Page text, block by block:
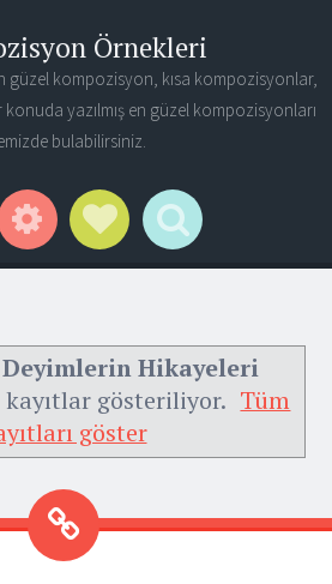
Örnekleri
güzel kompozisyon, kısa kompozisyonlar,
yazılmış en güzel kompozisyonları
bulabilirsiniz.
WidgetsSocial Links
Search
Hikayeleri
gösteriliyor. Tüm
göster